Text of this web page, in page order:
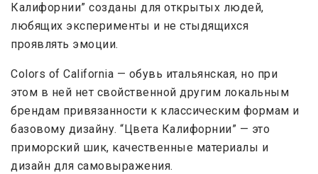
Калифорнии” созданы для открытых людей,
любящих эксперименты и не стыдящихся
проявлять эмоции.
Colors of California — обувь итальянская, но при
этом в ней нет свойственной другим локальным
брендам привязанности к классическим формам и
базовому дизайну. “Цвета Калифорнии” — это
приморский шик, качественные материалы и
дизайн для самовыражения.